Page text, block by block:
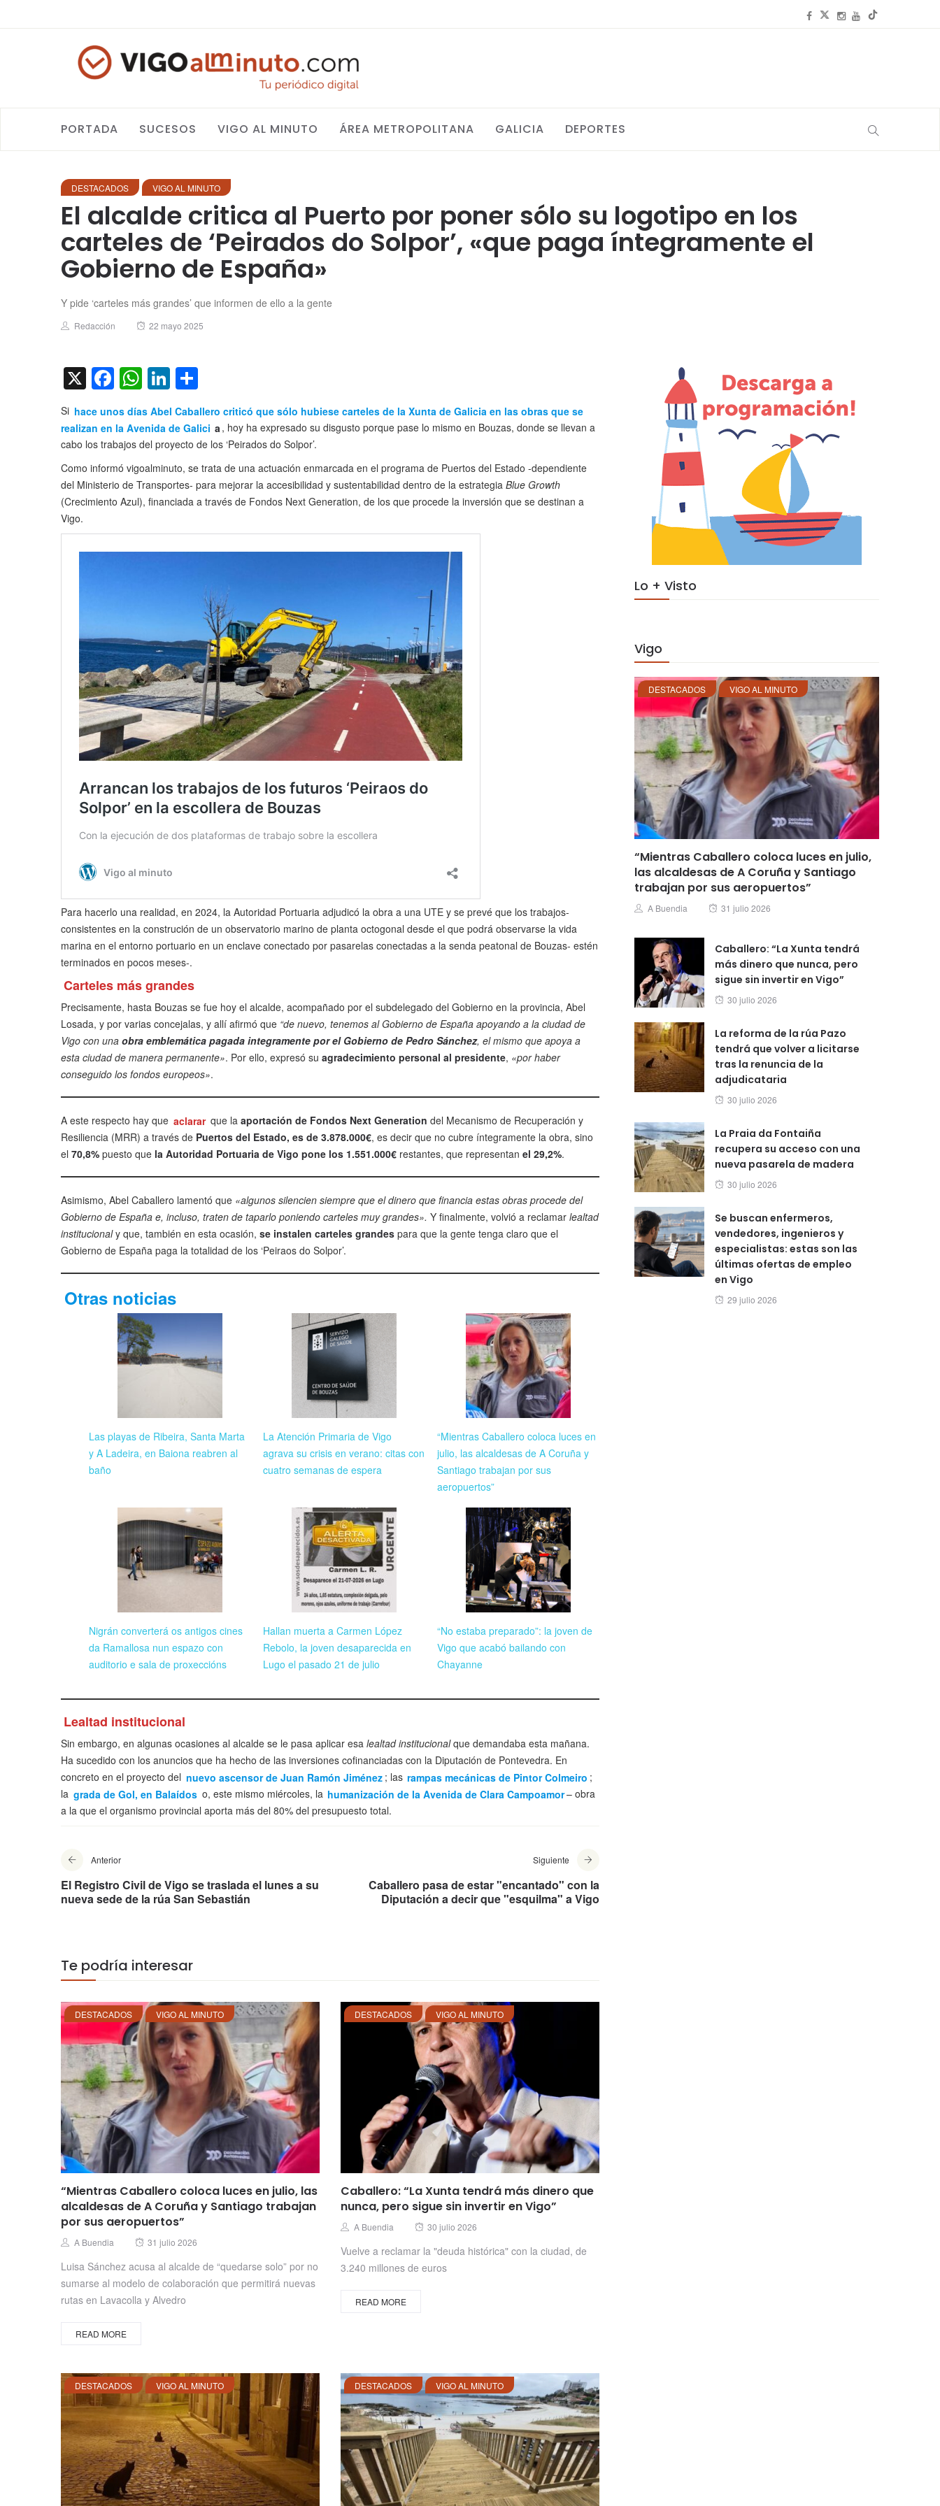
PORTADA SUCESOS VIGO AL MINUTO ÁREA METROPOLITANA GALICIA DEPORTES
DESTACADOS VIGO AL MINUTO
El alcalde critica al Puerto por poner sólo su logotipo en los
carteles de ‘Peirados do Solpor’, «que paga íntegramente el
Gobierno de España»
Y pide ‘carteles más grandes’ que informen de ello a la gente
Author
Redacción
Posted
22 mayo 2025
X Facebook
WhatsApp
LinkedIn
Si hace unos días Abel Caballero criticó que sólo hubiese carteles de la Xunta de Galicia en las obras que se
realizan en la Avenida de Galici a , hoy ha expresado su disgusto porque pase lo mismo en Bouzas, donde se llevan a
cabo los trabajos del proyecto de los ‘Peirados do Solpor’.
Como informó vigoalminuto, se trata de una actuación enmarcada en el programa de Puertos del Estado -dependiente
del Ministerio de Transportes- para mejorar la accesibilidad y sustentabilidad dentro de la estrategia Blue Growth
(Crecimiento Azul), financiada a través de Fondos Next Generation, de los que procede la inversión que se destinan a
Vigo.
Para hacerlo una realidad, en 2024, la Autoridad Portuaria adjudicó la obra a una UTE y se prevé que los trabajos-
consistentes en la construción de un observatorio marino de planta octogonal desde el que podrá observarse la vida
marina en el entorno portuario en un enclave conectado por pasarelas conectadas a la senda peatonal de Bouzas- estén
terminados en pocos meses-.
Carteles más grandes
Precisamente, hasta Bouzas se fue hoy el alcalde, acompañado por el subdelegado del Gobierno en la provincia, Abel
Losada, y por varias concejalas, y allí afirmó que “de nuevo, tenemos al Gobierno de España apoyando a la ciudad de
Vigo con una obra emblemática pagada integramente por el Gobierno de Pedro Sánchez, el mismo que apoya a
esta ciudad de manera permanente». Por ello, expresó su agradecimiento personal al presidente, «por haber
conseguido los fondos europeos».
A este respecto hay que aclarar que la aportación de Fondos Next Generation del Mecanismo de Recuperación y
Resiliencia (MRR) a través de Puertos del Estado, es de 3.878.000€, es decir que no cubre íntegramente la obra, sino
el 70,8% puesto que la Autoridad Portuaria de Vigo pone los 1.551.000€ restantes, que representan el 29,2%.
Asimismo, Abel Caballero lamentó que «algunos silencien siempre que el dinero que financia estas obras procede del
Gobierno de España e, incluso, traten de taparlo poniendo carteles muy grandes». Y finalmente, volvió a reclamar lealtad
institucionaly que, también en esta ocasión, se instalen carteles grandes para que la gente tenga claro que el
Gobierno de España paga la totalidad de los ‘Peiraos do Solpor’.
Otras noticias
Las playas de Ribeira, Santa Marta
y A Ladeira, en Baiona reabren al
baño
La Atención Primaria de Vigo
agrava su crisis en verano: citas con
cuatro semanas de espera
“Mientras Caballero coloca luces en
julio, las alcaldesas de A Coruña y
Santiago trabajan por sus
aeropuertos”
Nigrán converterá os antigos cines
da Ramallosa nun espazo con
auditorio e sala de proxeccións
Hallan muerta a Carmen López
Rebolo, la joven desaparecida en
Lugo el pasado 21 de julio
“No estaba preparado”: la joven de
Vigo que acabó bailando con
Chayanne
Lealtad institucional
Sin embargo, en algunas ocasiones al alcalde se le pasa aplicar esa lealtad institucionalque demandaba esta mañana.
Ha sucedido con los anuncios que ha hecho de las inversiones cofinanciadas con la Diputación de Pontevedra. En
concreto en el proyecto del nuevo ascensor de Juan Ramón Jiménez ; las rampas mecánicas de Pintor Colmeiro ;
la grada de Gol, en Balaídos o, este mismo miércoles, la humanización de la Avenida de Clara Campoamor– obra
a la que el organismo provincial aporta más del 80% del presupuesto total.
Anterior
El Registro Civil de Vigo se traslada el lunes a su
nueva sede de la rúa San Sebastián
Siguiente
Caballero pasa de estar "encantado" con la
Diputación a decir que "esquilma" a Vigo
Te podría interesar
DESTACADOS VIGO AL MINUTO
“Mientras Caballero coloca luces en julio, las
alcaldesas de A Coruña y Santiago trabajan
por sus aeropuertos”
Author
A Buendia
Posted
31 julio 2026
Luisa Sánchez acusa al alcalde de “quedarse solo” por no
sumarse al modelo de colaboración que permitirá nuevas
rutas en Lavacolla y Alvedro
READ MORE
DESTACADOS VIGO AL MINUTO
Caballero: “La Xunta tendrá más dinero que
nunca, pero sigue sin invertir en Vigo”
Author
A Buendia
Posted
30 julio 2026
Vuelve a reclamar la "deuda histórica" con la ciudad, de
3.240 millones de euros
READ MORE
DESTACADOS VIGO AL MINUTO DESTACADOS VIGO AL MINUTO
Lo + Visto
Vigo
DESTACADOS VIGO AL MINUTO
“Mientras Caballero coloca luces en julio,
las alcaldesas de A Coruña y Santiago
trabajan por sus aeropuertos”
Author
A Buendia
Posted
31 julio 2026
Caballero: “La Xunta tendrá
más dinero que nunca, pero
sigue sin invertir en Vigo”
Posted
30 julio 2026
La reforma de la rúa Pazo
tendrá que volver a licitarse
tras la renuncia de la
adjudicataria
Posted
30 julio 2026
La Praia da Fontaiña
recupera su acceso con una
nueva pasarela de madera
Posted
30 julio 2026
Se buscan enfermeros,
vendedores, ingenieros y
especialistas: estas son las
últimas ofertas de empleo
en Vigo
Posted
29 julio 2026